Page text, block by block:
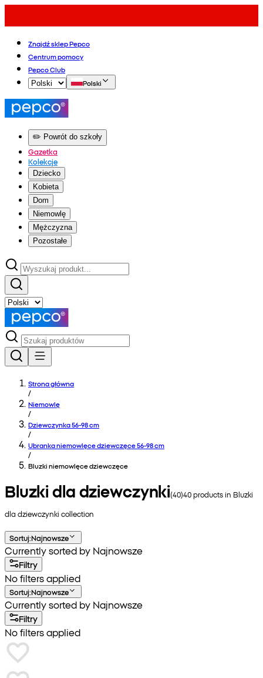
Znajdź sklep Pepco
Centrum pomocy
Pepco Club
Polski
✏️ Powrót do szkoły
Gazetka
Kolekcje
Dziecko
Kobieta
Dom
Niemowlę
Mężczyzna
Pozostałe
Strona główna
/
Niemowlę
/
Dziewczynka 56-98 cm
/
Ubranka niemowlęce dziewczęce 56-98 cm
/
Bluzki niemowlęce dziewczęce
Bluzki dla dziewczynki(40)40products in Bluzki
dla dziewczynki collection
Sortuj:Najnowsze
Currently sorted by Najnowsze
Filtry
No filters applied
Sortuj:Najnowsze
Currently sorted by Najnowsze
Filtry
No filters applied